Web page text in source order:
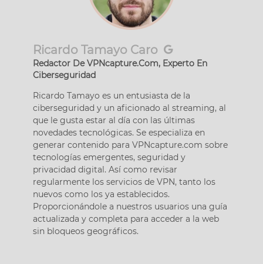
Ricardo Tamayo Caro
Redactor De VPNcapture.Com, Experto En
Ciberseguridad
Ricardo Tamayo es un entusiasta de la
ciberseguridad y un aficionado al streaming, al
que le gusta estar al día con las últimas
novedades tecnológicas. Se especializa en
generar contenido para VPNcapture.com sobre
tecnologías emergentes, seguridad y
privacidad digital. Así como revisar
regularmente los servicios de VPN, tanto los
nuevos como los ya establecidos.
Proporcionándole a nuestros usuarios una guía
actualizada y completa para acceder a la web
sin bloqueos geográficos.